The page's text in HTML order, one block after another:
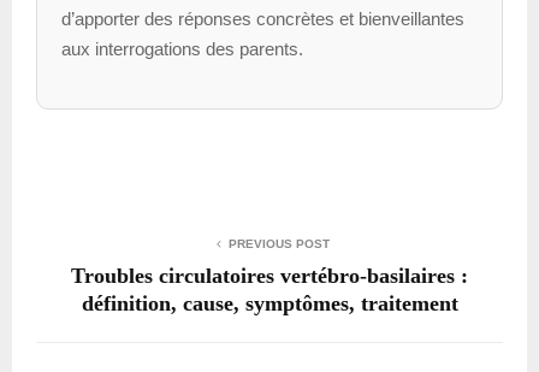
d’apporter des réponses concrètes et bienveillantes
aux interrogations des parents.
PREVIOUS POST
Troubles circulatoires vertébro-basilaires :
définition, cause, symptômes, traitement